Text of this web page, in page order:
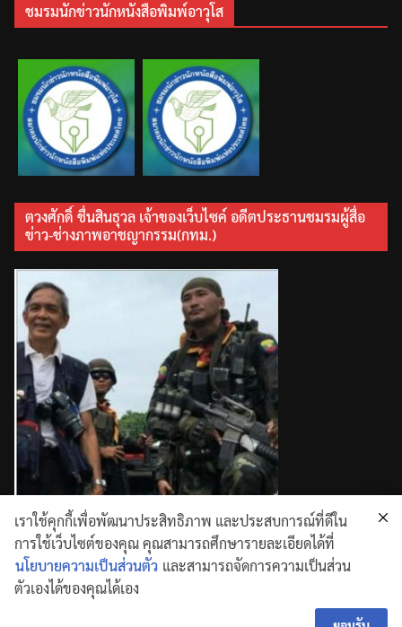
ชมรมนักข่าวนักหนังสือพิมพ์อาวุโส
ตวงศักดิ์ ชื่นสินธุวล เจ้าของเว็บไซค์ อดีตประธานชมรมผู้สื่อ
ข่าว-ช่างภาพอาชญากรรม(กทม.)
เราใช้คุกกี้เพื่อพัฒนาประสิทธิภาพ และประสบการณ์ที่ดีใน
การใช้เว็บไซต์ของคุณ คุณสามารถศึกษารายละเอียดได้ที่
นโยบายความเป็นส่วนตัว และสามารถจัดการความเป็นส่วน
ตัวเองได้ของคุณได้เอง